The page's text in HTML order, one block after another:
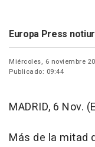
Europa Press
Miércoles, 6 noviembre
Publicado: 09:44
MADRID, 6 Nov.
Más de la mitad